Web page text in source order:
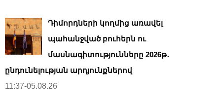
Դիմորդների կողմից առավել
պահանջված բուհերն ու
մասնագիտությունները 2026թ․
ընդունելության արդյունքներով
11:37-05.08.26